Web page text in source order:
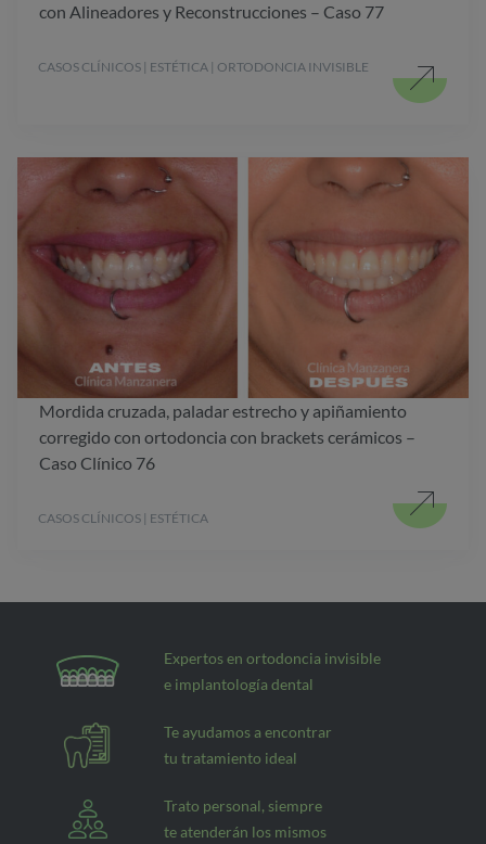
con Alineadores y Reconstrucciones – Caso 77
CASOS CLÍNICOS | ESTÉTICA | ORTODONCIA INVISIBLE
Mordida cruzada, paladar estrecho y apiñamiento
corregido con ortodoncia con brackets cerámicos –
Caso Clínico 76
CASOS CLÍNICOS | ESTÉTICA
Expertos en ortodoncia invisible
e implantología dental
Te ayudamos a encontrar
tu tratamiento ideal
Trato personal, siempre
te atenderán los mismos